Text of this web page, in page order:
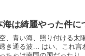
海は綺麗やった件に
、青い海、照り付ける太
き通る波… はい、これ言